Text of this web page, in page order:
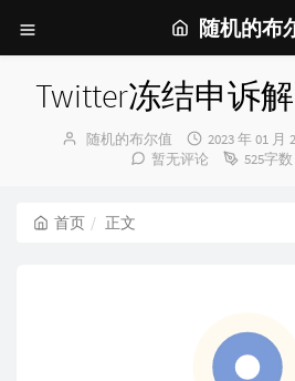
随机的布
Twitter冻结申诉
博
随机的布尔值
发
布
2023 年 01 月
暂无评论
525字数
首页 正文